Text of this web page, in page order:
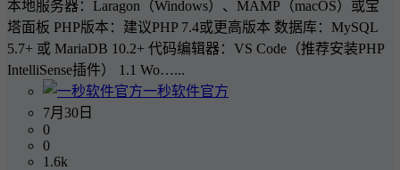
本地服务器：Laragon（Windows）、MAMP（macOS）或宝
塔面板 PHP版本：建议PHP 7.4或更高版本 数据库：MySQL
5.7+ 或 MariaDB 10.2+ 代码编辑器：VS Code（推荐安装PHP
IntelliSense插件） 1.1 Wo…...
一秒软件官方
7月30日
0
0
1.6k